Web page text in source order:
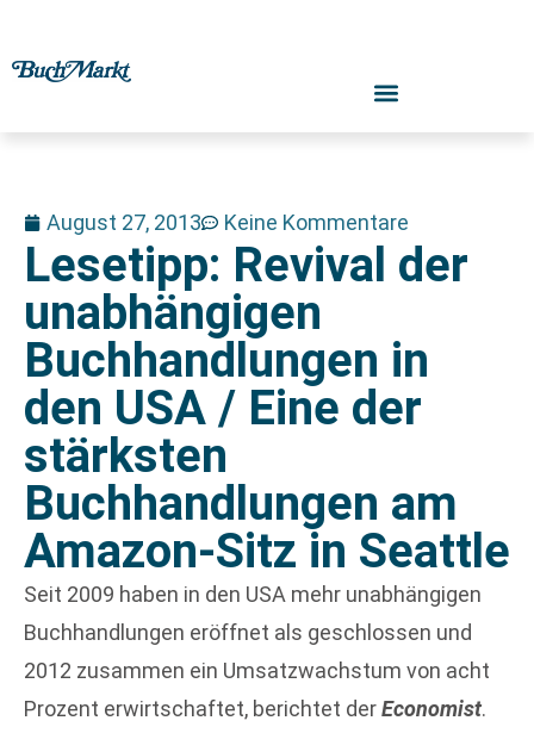
August 27, 2013 Keine Kommentare
Lesetipp: Revival der
unabhängigen
Buchhandlungen in
den USA / Eine der
stärksten
Buchhandlungen am
Amazon-Sitz in Seattle
Seit 2009 haben in den USA mehr unabhängigen
Buchhandlungen eröffnet als geschlossen und
2012 zusammen ein Umsatzwachstum von acht
Prozent erwirtschaftet, berichtet derEconomist.